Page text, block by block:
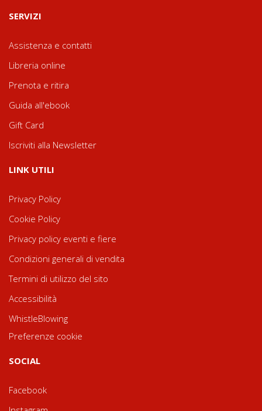
SERVIZI
Assistenza e contatti
Libreria online
Prenota e ritira
Guida all'ebook
Gift Card
Iscriviti alla Newsletter
LINK UTILI
Privacy Policy
Cookie Policy
Privacy policy eventi e fiere
Condizioni generali di vendita
Termini di utilizzo del sito
Accessibilità
WhistleBlowing
Preferenze cookie
SOCIAL
Facebook